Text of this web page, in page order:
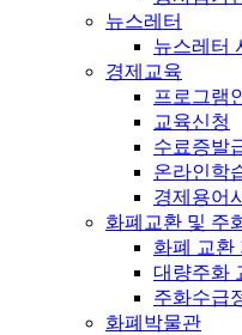
뉴스레터
뉴스레터
경제교육
프로그램
교육신청
수료증발
온라인학
경제용어
화폐교환 및 주
화폐 교환
대량주화
주화수급
화폐박물관